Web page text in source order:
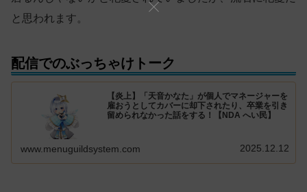
と思われます。
配信でのぶっちゃけトーク
【炎上】「天音かなた」が個人でマネージャーを
雇おうとしてカバーに却下されたり、卒業を引き
留められなかった話をする！【NDA へい民】
www.menuguildsystem.com 2025.12.12